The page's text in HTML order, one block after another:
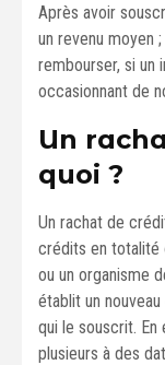
Après avoir
un revenu moyen
rembourser, si un
occasionnant de
Un
quoi ?
Un rachat de
crédits en totalité
ou un organisme
établit un
qui le souscrit. En
plusieurs à des